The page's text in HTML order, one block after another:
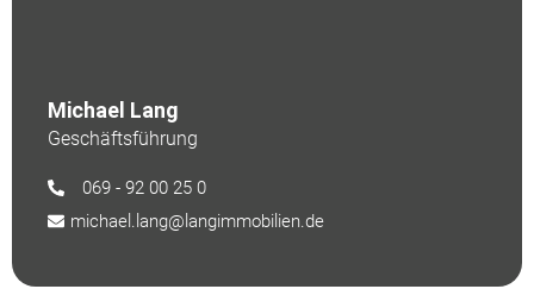
Michael Lang
Geschäftsführung
069 - 92 00 25 0
michael.lang@langimmobilien.de